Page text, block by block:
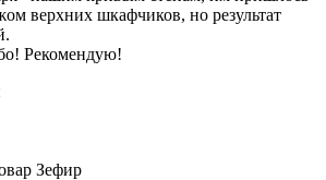
верхних шкафчиков, но результат
Рекомендую!
Зефир